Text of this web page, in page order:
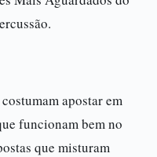
apostar em
funcionam bem no
que misturam